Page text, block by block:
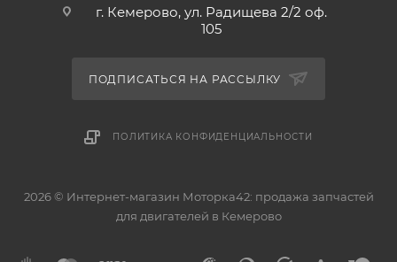
г. Кемерово, ул. Радищева 2/2 оф.
105
ПОДПИСАТЬСЯ НА РАССЫЛКУ
ПОЛИТИКА КОНФИДЕНЦИАЛЬНОСТИ
2026 © Интернет-магазин Моторка42: продажа запчастей
для двигателей в Кемерово